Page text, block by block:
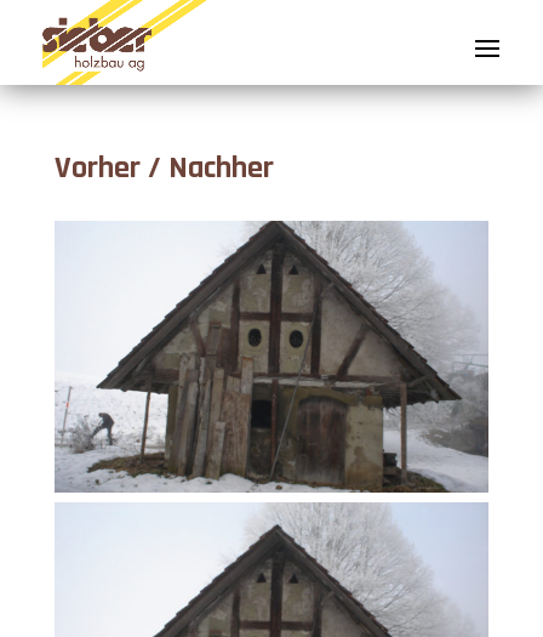
Vorher / Nachher